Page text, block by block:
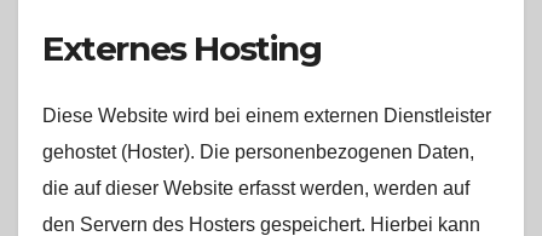
Externes Hosting
Diese Website wird bei einem externen Dienstleister
gehostet (Hoster). Die personenbezogenen Daten,
die auf dieser Website erfasst werden, werden auf
den Servern des Hosters gespeichert. Hierbei kann